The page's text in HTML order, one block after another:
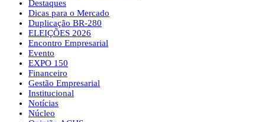
Destaques
Dicas para o Mercado
Duplicação BR-280
ELEIÇÕES 2026
Encontro Empresarial
Evento
EXPO 150
Financeiro
Gestão Empresarial
Institucional
Notícias
Núcleo